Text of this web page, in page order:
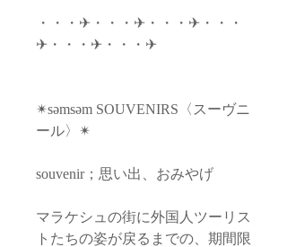
・・・✈︎・・・✈︎・・・✈︎・・・
✈︎・・・✈︎・・・✈︎
✴︎səmsəm SOUVENIRS〈スーヴニ
ール〉✴︎
souvenir；思い出、おみやげ
マラケシュの街に外国人ツーリス
トたちの姿が戻るまでの、期間限